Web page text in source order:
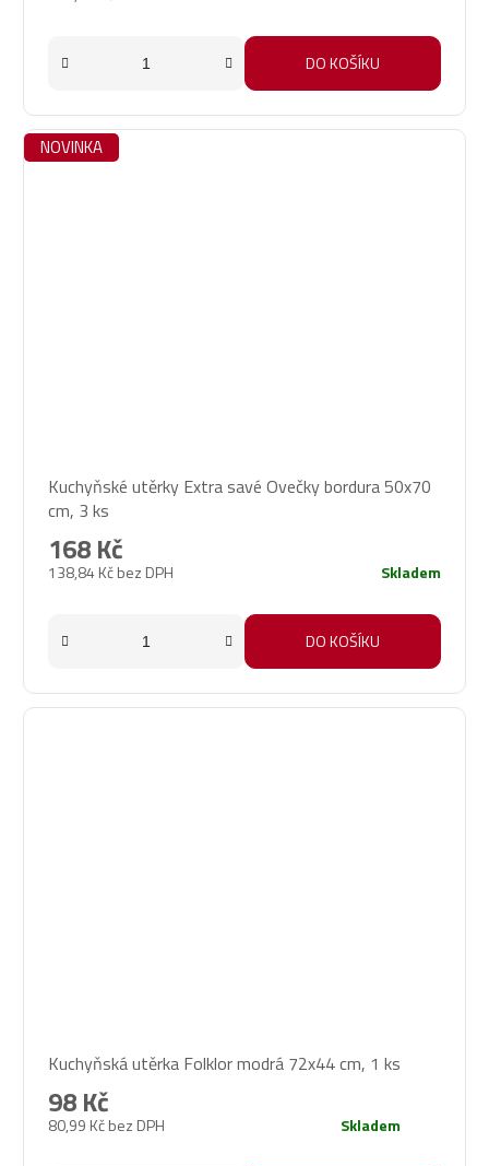
DO KOŠÍKU
NOVINKA
Kuchyňské utěrky Extra savé Ovečky bordura 50x70
cm, 3 ks
138,84 Kč bez DPH
168 Kč
Skladem
DO KOŠÍKU
Kuchyňská utěrka Folklor modrá 72x44 cm, 1 ks
80,99 Kč bez DPH
98 Kč
Skladem